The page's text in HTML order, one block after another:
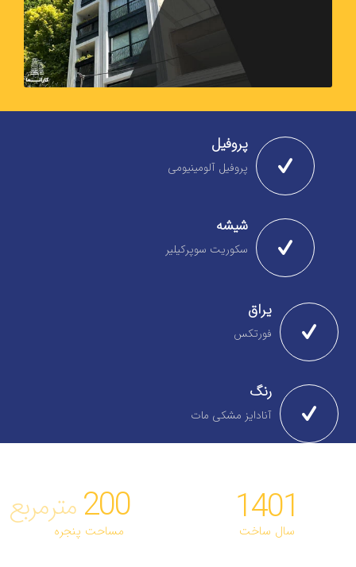
پروفیل
پروفیل آلومینیومی
شیشه
سکوریت سوپرکیلیر
یراق
فورتکس
رنگ
آنادایز مشکی مات
1401
سال ساخت 200 مترمربع
مساحت پنجره